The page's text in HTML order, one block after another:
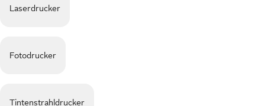
Laserdrucker
Fotodrucker
Tintenstrahldrucker